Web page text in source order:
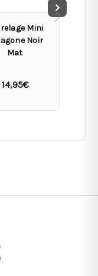
Mini
Noir
Mat
14,95€